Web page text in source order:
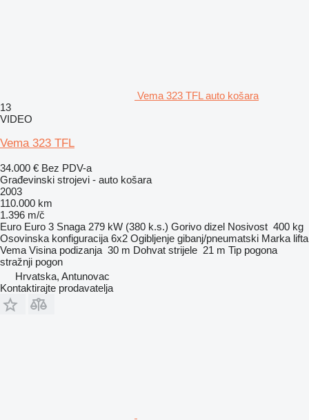
Vema 323 TFL auto košara
13
VIDEO
Vema 323 TFL
34.000 € Bez PDV-a
Građevinski strojevi - auto košara
2003
110.000 km
1.396 m/č
Euro Euro 3 Snaga 279 kW (380 k.s.) Gorivo dizel Nosivost 400 kg
Osovinska konfiguracija 6x2 Ogibljenje gibanj/pneumatski Marka lifta
Vema Visina podizanja 30 m Dohvat strijele 21 m Tip pogona
stražnji pogon
Hrvatska, Antunovac
Kontaktirajte prodavatelja